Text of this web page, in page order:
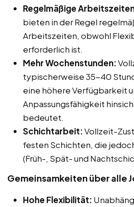
Regelmäßige
bieten in der Regel
Arbeitszeiten, obwohl
erforderlich ist.
Mehr Wochenstunden:
typischerweise 35-40
eine höhere Verfügbarkeit
Anpassungsfähigkeit
bedeutet.
Schichtarbeit:Vollzeit-
festen Schichten, die
(Früh-, Spät- und
Gemeinsamkeiten über alle
Hohe Flexibilität: